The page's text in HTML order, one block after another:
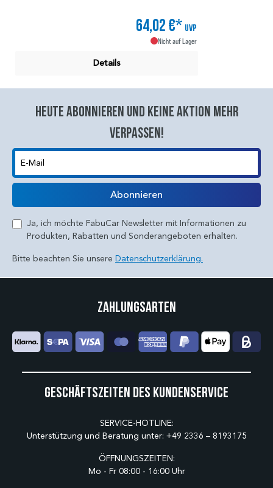
64,02 €* UVP
Nicht auf Lager
Details
Heute abonnieren und keine aktion mehr
verpassen!
E-Mail
Abonnieren
Ja, ich möchte FabuCar Newsletter mit Informationen zu
Produkten, Rabatten und Sonderangeboten erhalten.
Bitte beachten Sie unsere Datenschutzerklärung.
Geschäftszeiten des Kundenservice
SERVICE-HOTLINE:
Unterstützung und Beratung unter: +49 2336 – 8193175
ÖFFNUNGSZEITEN:
Mo - Fr 08:00 - 16:00 Uhr
Zahlungsarten